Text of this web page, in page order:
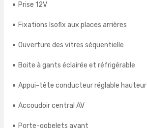
Prise 12V
Fixations Isofix aux places arrières
Ouverture des vitres séquentielle
Boite à gants éclairée et réfrigérable
Appui-tête conducteur réglable hauteur
Accoudoir central AV
Porte-gobelets avant